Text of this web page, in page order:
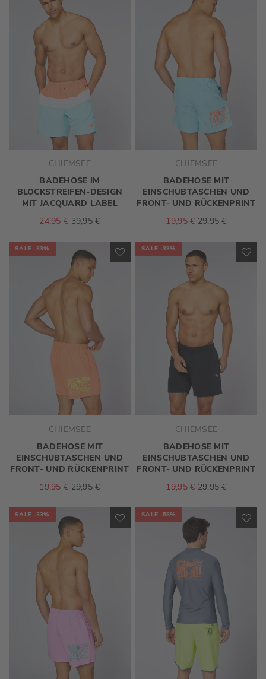
WUNSCHLISTE
HINZUFÜGEN
CHIEMSEE
BADEHOSE IM
BLOCKSTREIFEN-DESIGN
MIT JACQUARD LABEL
24,95 € 39,95 €
CHIEMSEE
BADEHOSE MIT
EINSCHUBTASCHEN UND
FRONT- UND RÜCKENPRINT
19,95 € 29,95 €
SALE -33%
ZUR
WUNSCHLISTE
HINZUFÜGEN
CHIEMSEE
BADEHOSE MIT
EINSCHUBTASCHEN UND
FRONT- UND RÜCKENPRINT
19,95 € 29,95 €
SALE -33%
CHIEMSEE
BADEHOSE MIT
EINSCHUBTASCHEN UND
FRONT- UND RÜCKENPRINT
19,95 € 29,95 €
SALE -33%
ZUR
WUNSCHLISTE
HINZUFÜGEN
SALE -58%